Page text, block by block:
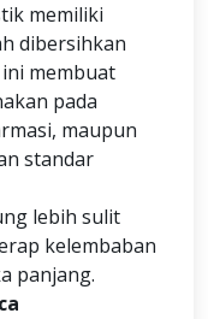
memiliki
dibersihkan
membuat
pada
maupun
standar
lebih sulit
kelembaban
panjang.